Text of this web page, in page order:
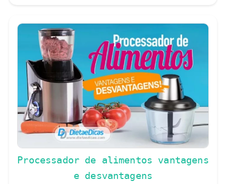
Processador de alimentos vantagens
e desvantagens